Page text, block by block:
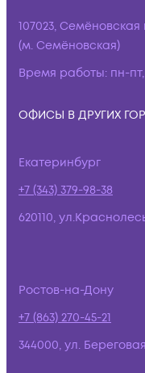
107023,
(м. Семёновская)
Время работы: пн-
ОФИСЫ В ДРУГИХ
Екатеринбург
+7 (343) 379-98-38
620110,
Ростов-на-Дону
+7 (863) 270-45-21
344000, ул.